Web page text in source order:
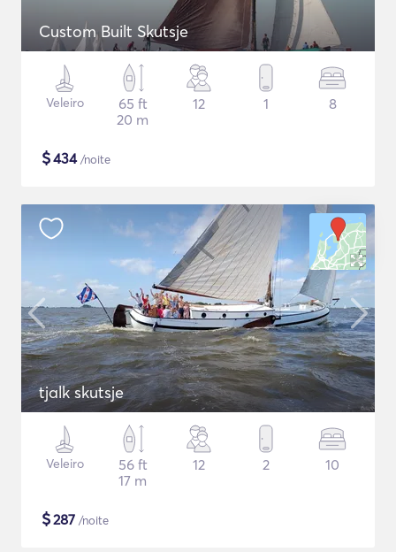
Custom Built Skutsje
Veleiro
65 ft
20 m
12 1 8
$434/noite
tjalk skutsje
Veleiro
56 ft
17 m
12 2 10
$287 /noite